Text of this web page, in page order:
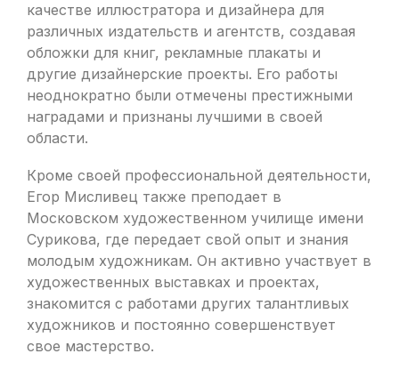
качестве иллюстратора и дизайнера для
различных издательств и агентств, создавая
обложки для книг, рекламные плакаты и
другие дизайнерские проекты. Его работы
неоднократно были отмечены престижными
наградами и признаны лучшими в своей
области.
Кроме своей профессиональной деятельности,
Егор Мисливец также преподает в
Московском художественном училище имени
Сурикова, где передает свой опыт и знания
молодым художникам. Он активно участвует в
художественных выставках и проектах,
знакомится с работами других талантливых
художников и постоянно совершенствует
свое мастерство.